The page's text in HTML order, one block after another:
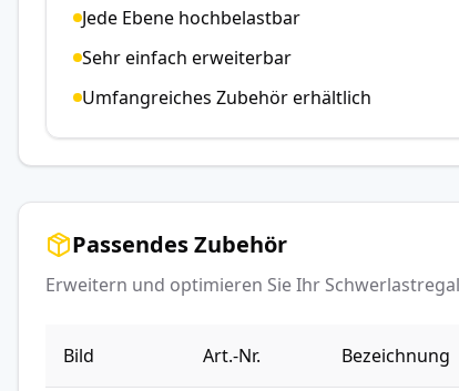
Jede Ebene hochbelastbar
Sehr einfach erweiterbar
Umfangreiches Zubehör erhältlich
Passendes Zubehör
Erweitern und optimieren Sie Ihr
Bild Art.-Nr. Bezeichnung